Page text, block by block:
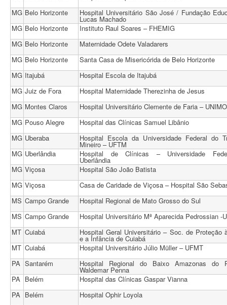
MG Belo Horizonte Hospital Universitário São José / Fundação
Lucas Machado
MG Belo Horizonte
Instituto Raul Soares – FHEMIG
MG Belo Horizonte
Maternidade Odete Valadarers
MG Belo Horizonte
Santa Casa de Misericórida de Belo Horizonte
MG Itajubá
Hospital Escola de Itajubá
MG Juiz de Fora
Hospital Maternidade Therezinha de Jesus
MG Montes Claros
Hospital Universitário Clemente de Faria –
MG Pouso Alegre
Hospital das Clínicas Samuel Libânio
MG Uberaba Hospital Escola da Universidade Federal do
Mineiro – UFTM
MG Uberlândia Hospital de Clínicas – Universidade
Uberlândia
MG Viçosa
Hospital São João Batista
MG Viçosa
Casa de Caridade de Viçosa – Hospital São
MS Campo Grande
Hospital Regional de Mato Grosso do Sul
MS Campo Grande
Hospital Universitário Mª Aparecida Pedrossian -
MT Cuiabá Hospital Geral Universitário – Soc. de Proteção
e a Infância de Cuiabá
MT Cuiabá
Hospital Universitário Júlio Müller – UFMT
PA Santarém Hospital Regional do Baixo Amazonas do
Waldemar Penna
PA Belém
Hospital das Clínicas Gaspar Vianna
PA Belém
Hospital Ophir Loyola